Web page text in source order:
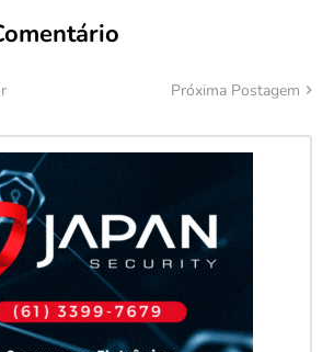
Próxima Postagem